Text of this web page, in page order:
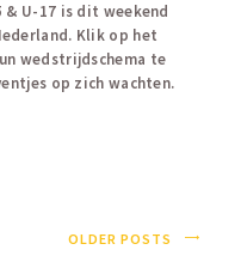
U-17 is dit weekend
Klik op het
wedstrijdschema te
op zich wachten.
OLDER POSTS